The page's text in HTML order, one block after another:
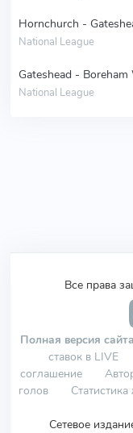
Hornchurch -
National League
Gateshead - Boreham
National League
Все права
Полная версия сайта
ставок в LIVE
соглашение
голов
Сетевое